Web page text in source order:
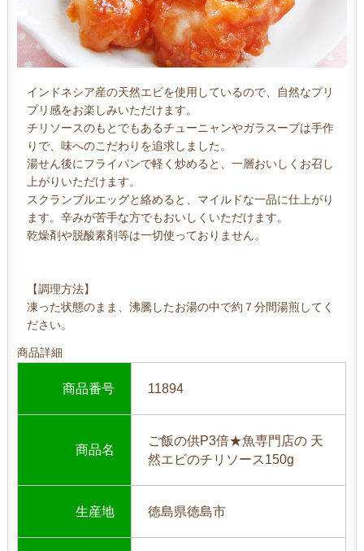
インドネシア産の天然エビを使用しているので、自然なプリ
プリ感をお楽しみいただけます。
チリソースのもとでもあるチューニャンやガラスープは手作
りで、味へのこだわりを追求しました。
湯せん後にフライパンで軽く炒めると、一層おいしくお召し
上がりいただけます。
スクランブルエッグと絡めると、マイルドな一品に仕上がり
ます。辛みが苦手な方でもおいしくいただけます。
乾燥剤や脱酸素剤等は一切使っておりません。
【調理方法】
凍った状態のまま、沸騰したお湯の中で約７分間湯煎してく
ださい。
商品詳細
商品番号 11894
商品名
ご飯の供P3倍★魚専門店の 天
然エビのチリソース150g
生産地 徳島県徳島市